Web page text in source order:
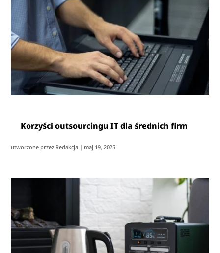
Korzyści outsourcingu IT dla średnich firm
utworzone przez Redakcja | maj 19, 2025